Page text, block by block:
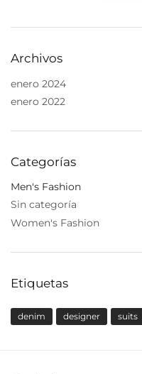
Archivos
enero 2024
enero 2022
Categorías
Men's Fashion
Sin categoría
Women's Fashion
Etiquetas
denim designer suits